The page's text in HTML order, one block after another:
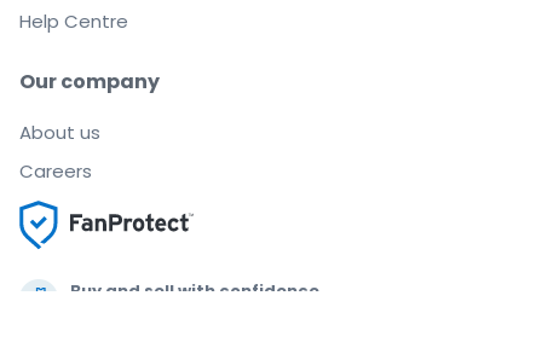
Buy and sell with confidence
Our company
About us
Careers
Help Centre